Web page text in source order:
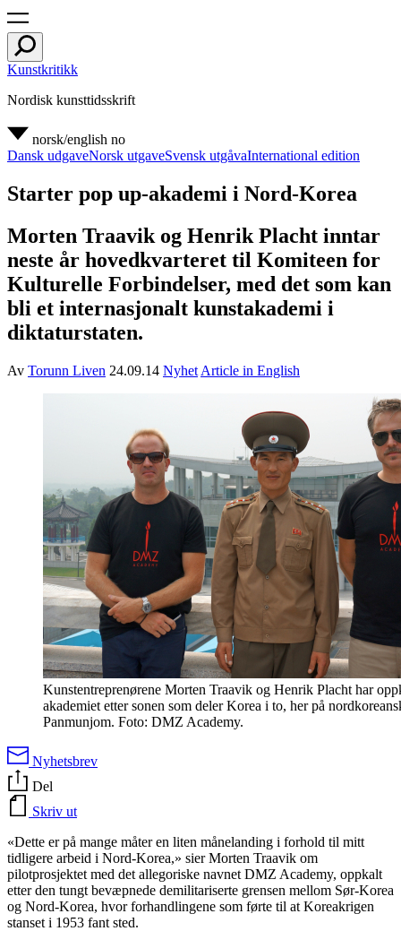
Kunstkritikk
Nordisk kunsttidsskrift
norsk/english no
Dansk udgaveNorsk utgaveSvensk utgåvaInternational edition
Starter pop up-akademi i Nord-Korea
Morten Traavik og Henrik Placht inntar
neste år hovedkvarteret til Komiteen for
Kulturelle Forbindelser, med det som kan
bli et internasjonalt kunstakademi i
diktaturstaten.
Av Torunn Liven 24.09.14 Nyhet Article in English
Kunstentreprenørene Morten Traavik og Henrik Placht har
akademiet etter sonen som deler Korea i to, her på
Panmunjom. Foto: DMZ Academy.
Nyhetsbrev
Del
Skriv ut
«Dette er på mange måter en liten månelanding i forhold til mitt
tidligere arbeid i Nord-Korea,» sier Morten Traavik om
pilotprosjektet med det allegoriske navnet DMZ Academy, oppkalt
etter den tungt bevæpnede demilitariserte grensen mellom Sør-Korea
og Nord-Korea, hvor forhandlingene som førte til at Koreakrigen
stanset i 1953 fant sted.